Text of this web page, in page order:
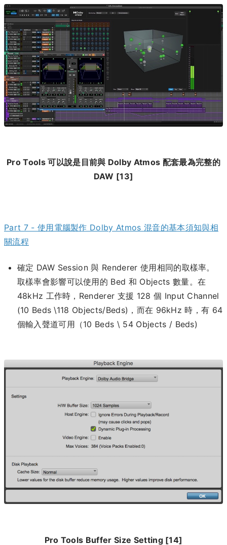
Pro Tools 可以說是目前與 Dolby Atmos 配套最為完整的
DAW [13]
Part 7 - 使用電腦製作 Dolby Atmos 混音的基本須知與相
關流程
確定 DAW Session 與 Renderer 使用相同的取樣率。
取樣率會影響可以使用的 Bed 和 Objects 數量。在
48kHz 工作時，Renderer 支援 128 個 Input Channel
(10 Beds \118 Objects/Beds)，而在 96kHz 時，有 64
個輸入聲道可用（10 Beds \ 54 Objects / Beds)
Pro Tools Buffer Size Setting [14]